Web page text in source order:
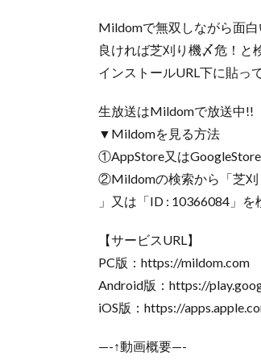
Mildomで無双しながら面白
良ければ芝刈り機〆危！と
インストールURL下に貼っ
生放送はMildomで放送中!!
▼Mildomを見る方法
①AppStore又は
②Mildomの検索から「芝刈
」又は「ID : 10366084」を
【サービスURL】
PC版：https://mildom.com
Android版：https://
iOS版：https://
—-↑動画概要—-